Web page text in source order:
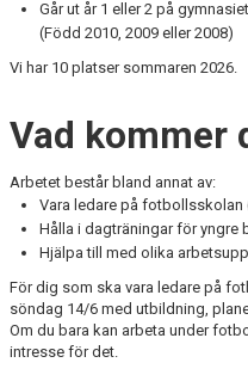
Går ut år 1 eller 2 på gymnasiet
(Född 2010, 2009 eller 2008)
Vi har 10 platser sommaren 2026.
Vad kommer
Arbetet består bland annat av:
Vara ledare på fotbollsskolan
Hålla i dagträningar för yngre
Hjälpa till med olika
För dig som ska vara ledare på
söndag 14/6 med utbildning,
Om du bara kan arbeta under
intresse för det.